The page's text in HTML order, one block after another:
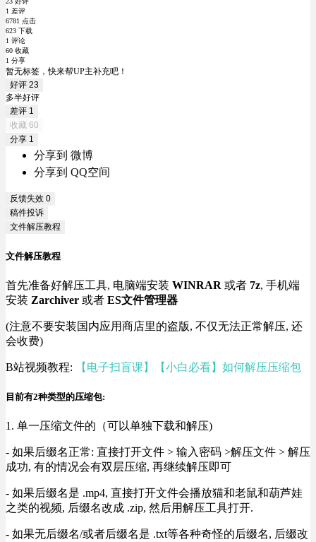
1 差评
6781 点击
623 下载
1 评论
60 收藏
1 分享
暂无标签，快来帮UP主补充吧！
好评 23
多半好评
差评 1
收藏 60
分享 1
分享到 微博
分享到 QQ空间
反馈失效 0
稿件投诉
文件解压教程
文件解压教程
首先准备好解压工具, 电脑端安装 WINRAR 或者 7z, 手机端
安装 Zarchiver 或者 ES文件管理器
(注意不要安装国内应用商店里的盗版, 不仅无法正常解压, 还
会收费)
B站视频教程: 【电子扫盲课】【小白必看】如何解压压缩包
目前有2种类型的压缩包:
1. 单一压缩文件的（可以单独下载和解压)
- 如果后缀名正常: 直接打开文件 > 输入密码 >解压文件 > 解压
成功, 有的情况会有双层压缩, 再继续解压即可
- 如果后缀名是 .mp4, 直接打开文件会播放猫和老鼠和葫芦娃
之类的视频, 后缀名改成 .zip, 然后用解压工具打开.
- 如果无后缀名/或者后缀名是 .txt等各种奇怪的后缀名, 后缀改